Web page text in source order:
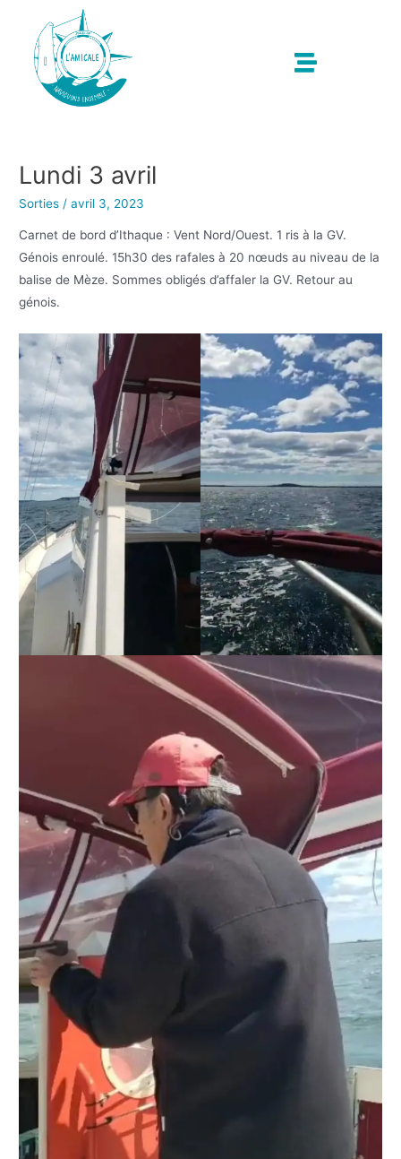
Lundi 3 avril
Sorties /avril 3, 2023
Carnet de bord d’Ithaque : Vent Nord/Ouest. 1 ris à la GV.
Génois enroulé. 15h30 des rafales à 20 nœuds au niveau de la
balise de Mèze. Sommes obligés d’affaler la GV. Retour au
génois.